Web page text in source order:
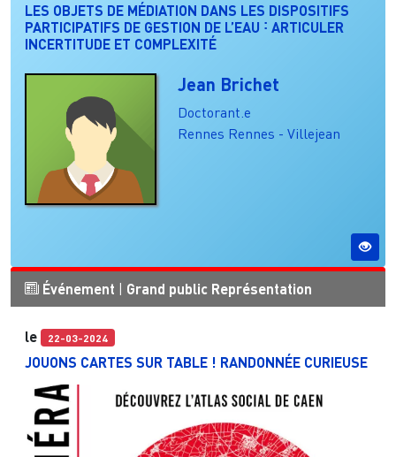
LES OBJETS DE MÉDIATION DANS LES DISPOSITIFS
PARTICIPATIFS DE GESTION DE L’EAU ˸ ARTICULER
INCERTITUDE ET COMPLEXITÉ
Jean Brichet
Doctorant.e
Rennes Rennes - Villejean
Événement | Grand public Représentation
le 22-03-2024
JOUONS CARTES SUR TABLE ! RANDONNÉE CURIEUSE